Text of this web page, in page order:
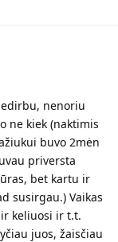
nenoriu
ne kiek (naktimis
buvo 2mėn
priversta
bet kartu ir
susirgau.) Vaikas
keliuosi ir t.t.
juos, žaisčiau